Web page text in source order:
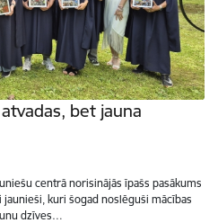
bet jauna
centrā norisinājās īpašs pasākums
kuri šogad noslēguši mācības
dzīves…